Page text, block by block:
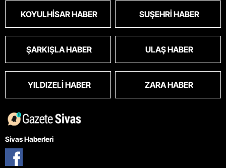
KOYULHISAR HABER SUŞEHRI HABER
ŞARKIŞLA HABER ULAŞ HABER
YILDIZELI HABER ZARA HABER
Sivas Haberleri